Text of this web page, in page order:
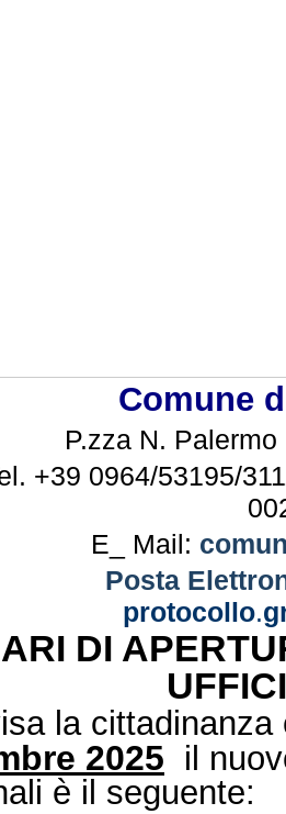
Comune
P.zza N.
+39 0964/53195/
E_ Mail:
Posta
protocollo.
DI
la
2025 il
è il seguente: